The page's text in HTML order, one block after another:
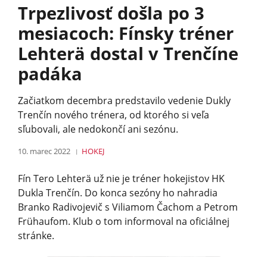
Trpezlivosť došla po 3
mesiacoch: Fínsky tréner
Lehterä dostal v Trenčíne
padáka
Začiatkom decembra predstavilo vedenie Dukly
Trenčín nového trénera, od ktorého si veľa
sľubovali, ale nedokončí ani sezónu.
10. marec 2022 HOKEJ
Fín Tero Lehterä už nie je tréner hokejistov HK
Dukla Trenčín. Do konca sezóny ho nahradia
Branko Radivojevič s Viliamom Čachom a Petrom
Frühaufom. Klub o tom informoval na oficiálnej
stránke.